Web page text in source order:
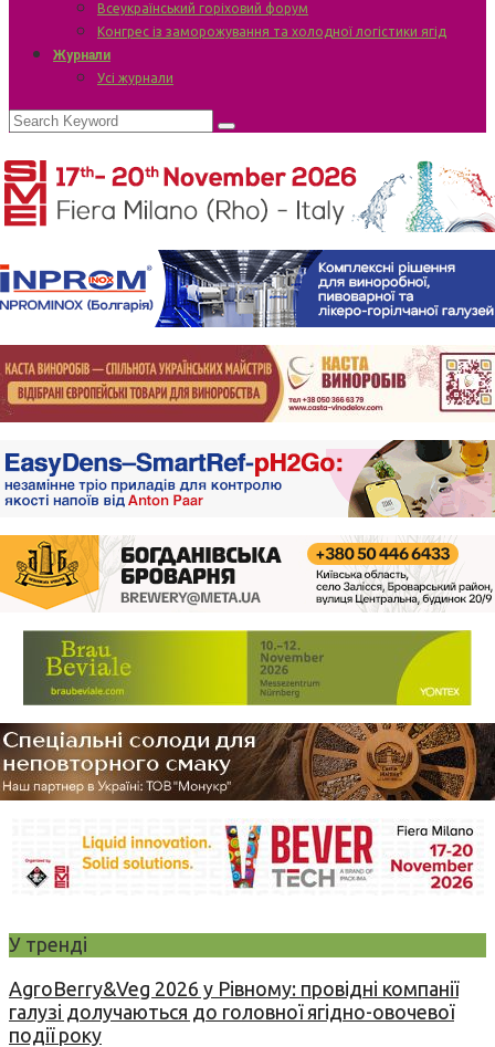
Всеукраїнський горіховий форум
Конгрес із заморожування та холодної логістики ягід
Журнали
Усі журнали
У тренді
AgroBerry&Veg 2026 у Рівному: провідні компанії
галузі долучаються до головної ягідно-овочевої
події року